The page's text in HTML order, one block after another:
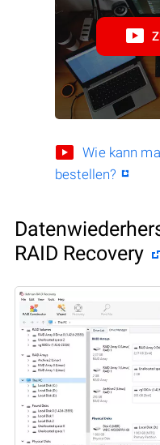
Wie kann
bestellen?
RAID Recovery